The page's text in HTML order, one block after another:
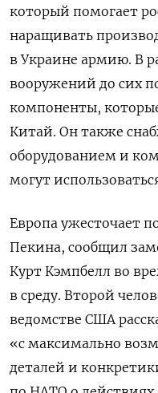
который помогает
наращивать
в Украине армию. В
вооружений до сих
компоненты,
Китай. Он также
оборудованием и
могут
Европа ужесточает
Пекина, сообщил
Курт Кэмпбелл во
в среду. Второй
ведомстве США
«с максимально
деталей и